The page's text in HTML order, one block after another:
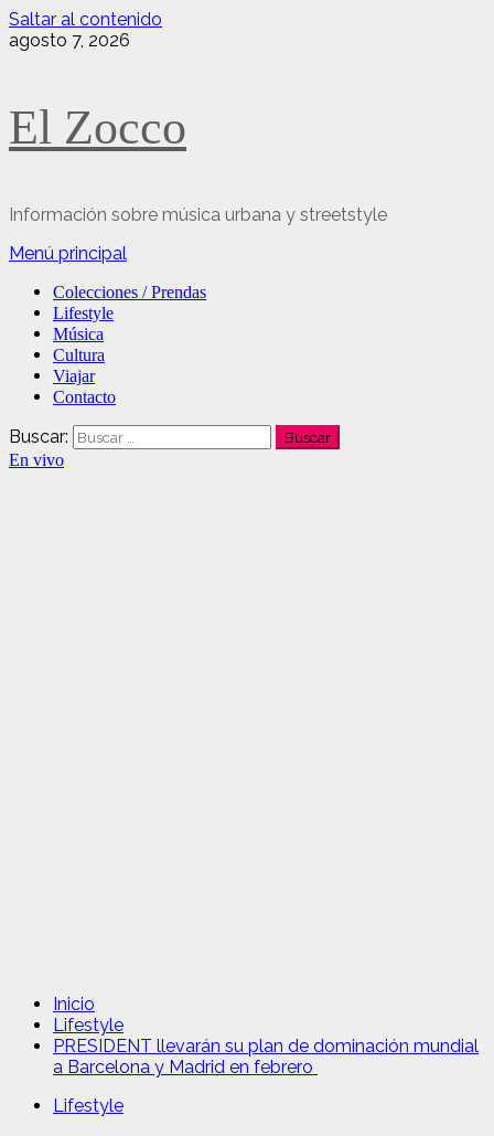
Saltar al contenido
agosto 7, 2026
El Zocco
Información sobre música urbana y streetstyle
Menú principal
Colecciones / Prendas
Lifestyle
Música
Cultura
Viajar
Contacto
Buscar:
En vivo
Inicio
Lifestyle
PRESIDENT llevarán su plan de dominación mundial
a Barcelona y Madrid en febrero
Lifestyle